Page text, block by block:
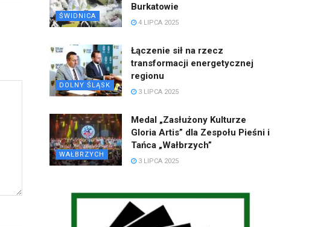
ŚWIDNICA
Burkatowie
4 LIPCA 2025
DOLNY ŚLĄSK
Łączenie sił na rzecz
transformacji energetycznej
regionu
3 LIPCA 2025
WAŁBRZYCH
Medal „Zasłużony Kulturze
Gloria Artis” dla Zespołu Pieśni i
Tańca „Wałbrzych”
3 LIPCA 2025